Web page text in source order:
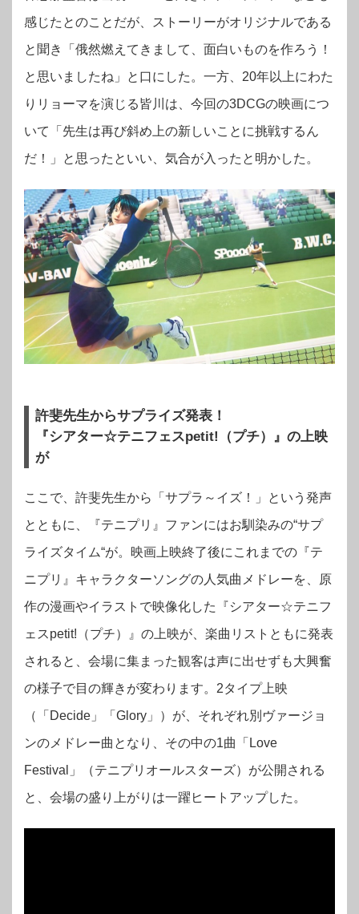
感じたとのことだが、ストーリーがオリジナルである
と聞き「俄然燃えてきまして、面白いものを作ろう！
と思いましたね」と口にした。一方、20年以上にわた
りリョーマを演じる皆川は、今回の3DCGの映画につ
いて「先生は再び斜め上の新しいことに挑戦するん
だ！」と思ったといい、気合が入ったと明かした。
許斐先生からサプライズ発表！
『シアター☆テニフェスpetit!（プチ）』の上映
が
ここで、許斐先生から「サプラ～イズ！」という発声
とともに、『テニプリ』ファンにはお馴染みの“サプ
ライズタイム“が。映画上映終了後にこれまでの『テ
ニプリ』キャラクターソングの人気曲メドレーを、原
作の漫画やイラストで映像化した『シアター☆テニフ
ェスpetit!（プチ）』の上映が、楽曲リストともに発表
されると、会場に集まった観客は声に出せずも大興奮
の様子で目の輝きが変わります。2タイプ上映
（「Decide」「Glory」）が、それぞれ別ヴァージョ
ンのメドレー曲となり、その中の1曲「Love
Festival」（テニプリオールスターズ）が公開される
と、会場の盛り上がりは一躍ヒートアップした。